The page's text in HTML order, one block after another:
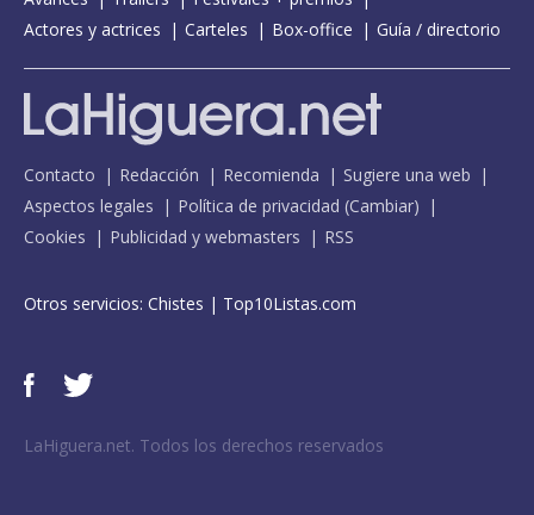
Actores y actrices
Carteles Box-office Guía / directorio
Contacto Redacción Recomienda
Sugiere una web
Aspectos legales
Política de privacidad (Cambiar)
Cookies
Publicidad y webmasters RSS
Otros servicios: Chistes | Top10Listas.com
LaHiguera.net. Todos los derechos reservados